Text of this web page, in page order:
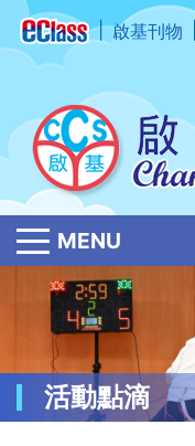
啟基刊物
MENU
活動點滴